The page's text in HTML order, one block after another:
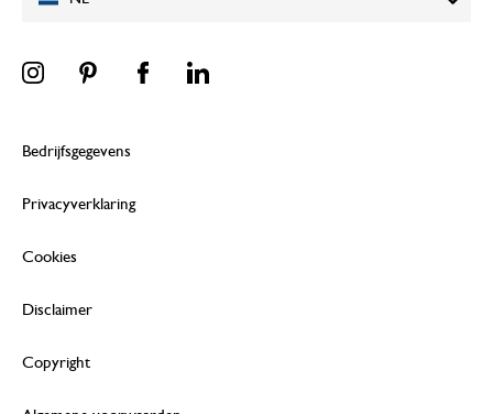
Bedrijfsgegevens
Privacyverklaring
Cookies
Disclaimer
Copyright